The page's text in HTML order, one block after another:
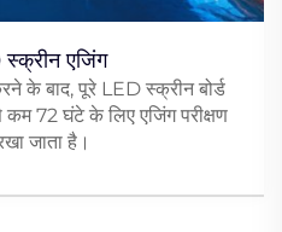
स्क्रीन एजिंग
के बाद, पूरे LED स्क्रीन बोर्ड
72 घंटे के लिए एजिंग परीक्षण
जाता है।